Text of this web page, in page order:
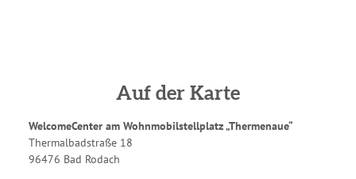
Auf der Karte
WelcomeCenter am Wohnmobilstellplatz „Thermenaue“
Thermalbadstraße 18
96476 Bad Rodach